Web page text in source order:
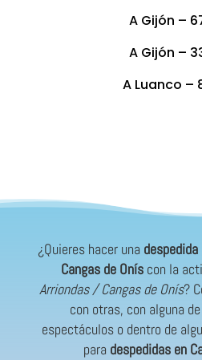
A Gijón –
A Gijón –
A Luanco –
¿Quieres hacer una
Cangas de Onís con la
Arriondas / Cangas de Onís?
con otras, con alguna
espectáculos o dentro de
para despedidas en